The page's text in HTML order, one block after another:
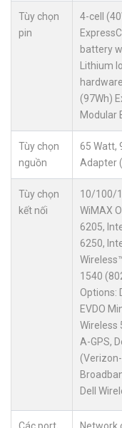
Tùy chọn
pin
4-cell
battery
Lithium
(97Wh)
Modular
Tùy chọn
nguồn
65 Watt,
Adapter
Tùy chọn
kết nối
10/100/
WiMAX
6205,
6250,
1540
Options:
EVDO
Wireless
A-GPS,
Dell